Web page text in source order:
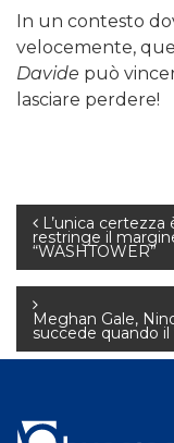
In un contesto
velocemente,
Davide può
lasciare perdere!
articoli
L’unica certezza
restringe il
“WASHTOWER”
Meghan Gale,
succede quando